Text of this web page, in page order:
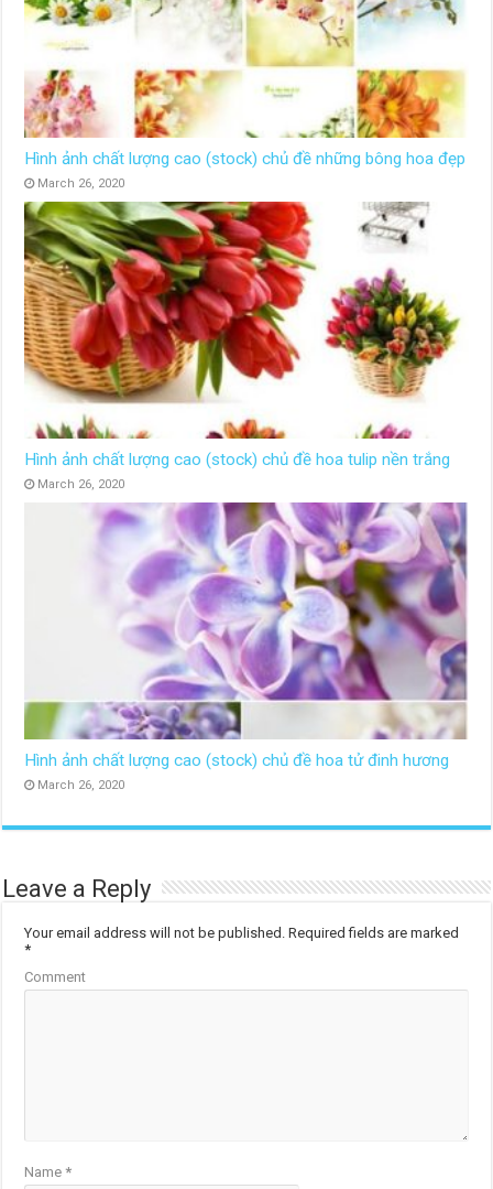
Hình ảnh chất lượng cao (stock) chủ đề những bông hoa đẹp
March 26, 2020
Hình ảnh chất lượng cao (stock) chủ đề hoa tulip nền trắng
March 26, 2020
Hình ảnh chất lượng cao (stock) chủ đề hoa tử đinh hương
March 26, 2020
Leave a Reply
Your email address will not be published. Required fields are marked
*
Comment
Name*